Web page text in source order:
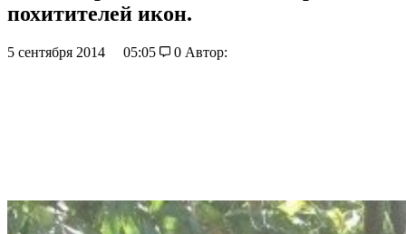
похитителей икон.
5 сентября 2014 05:05 0 Автор: